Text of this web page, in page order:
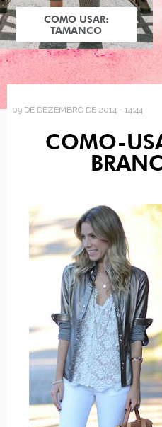
COMO USAR:
TAMANCO
09 DE DEZEMBRO DE 2014 - 14:44
COMO-